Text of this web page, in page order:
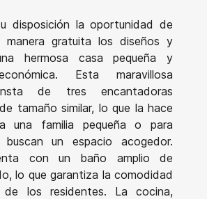
disposición la oportunidad de
manera gratuita los diseños y
hermosa casa pequeña y
Esta maravillosa
de tres encantadoras
tamaño similar, lo que la hace
una familia pequeña o para
buscan un espacio acogedor.
con un baño amplio de
lo que garantiza la comodidad
los residentes. La cocina,